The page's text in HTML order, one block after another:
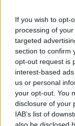
If you wish to opt-
processing of
targeted
section to confirm
opt-out request is
interest-based
us or personal
your opt-out. You
disclosure of your
IAB’s list of
Nemzeti
csendben
Kapelner Zsolt •2016.
„Minden